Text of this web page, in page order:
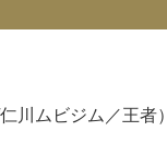
川ムビジム／王者）